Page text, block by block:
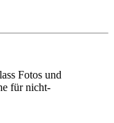
Fotos und
für nicht-